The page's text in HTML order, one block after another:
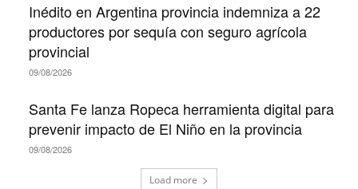
Inédito en Argentina provincia indemniza a 22
productores por sequía con seguro agrícola
provincial
09/08/2026
Santa Fe lanza Ropeca herramienta digital para
prevenir impacto de El Niño en la provincia
09/08/2026
Load more